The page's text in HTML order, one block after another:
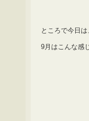
ところで今日
9月はこんな感